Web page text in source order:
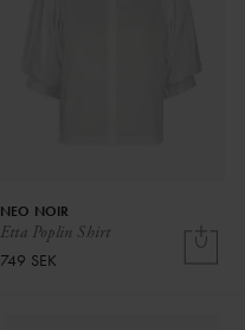
Etta Poplin Shirt
NEO NOIR
749 SEK